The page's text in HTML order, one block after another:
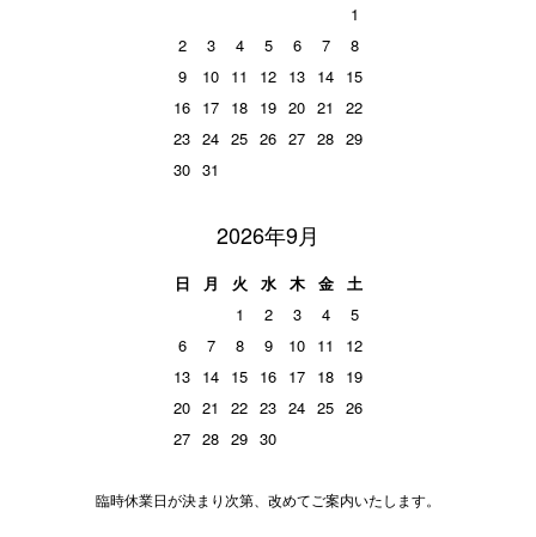
1
2
3 4 5 6 7
8
9
10 11 12 13 14 15
16 17 18 19 20 21
22
23 24 25 26 27 28 29
30 31
2026年9月
日 月 火 水 木 金
土
1
2 3 4
5
6
7 8 9 10 11
12
13 14 15 16 17 18 19
20 21 22 23 24 25 26
27 28 29 30
臨時休業日が決まり次第、改めてご案内いたします。